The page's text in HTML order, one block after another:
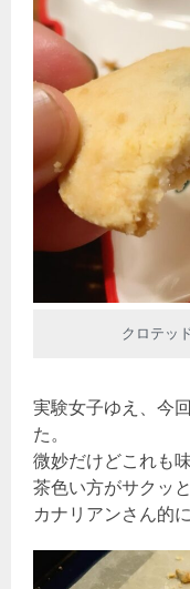
クロテッ
実験女子ゆえ、今
た。
微妙だけどこれも
茶色い方がサクッ
カナリアンさん的